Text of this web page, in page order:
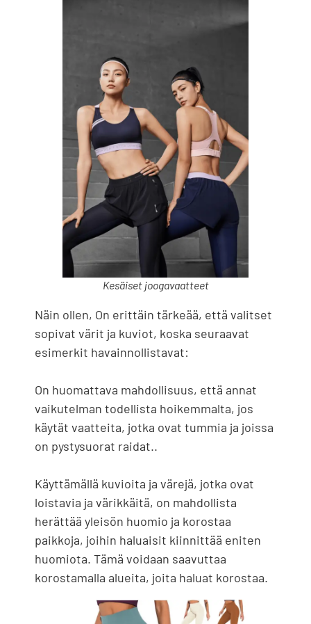
Kesäiset joogavaatteet
Näin ollen, On erittäin tärkeää, että valitset
sopivat värit ja kuviot, koska seuraavat
esimerkit havainnollistavat:
On huomattava mahdollisuus, että annat
vaikutelman todellista hoikemmalta, jos
käytät vaatteita, jotka ovat tummia ja joissa
on pystysuorat raidat..
Käyttämällä kuvioita ja värejä, jotka ovat
loistavia ja värikkäitä, on mahdollista
herättää yleisön huomio ja korostaa
paikkoja, joihin haluaisit kiinnittää eniten
huomiota. Tämä voidaan saavuttaa
korostamalla alueita, joita haluat korostaa.